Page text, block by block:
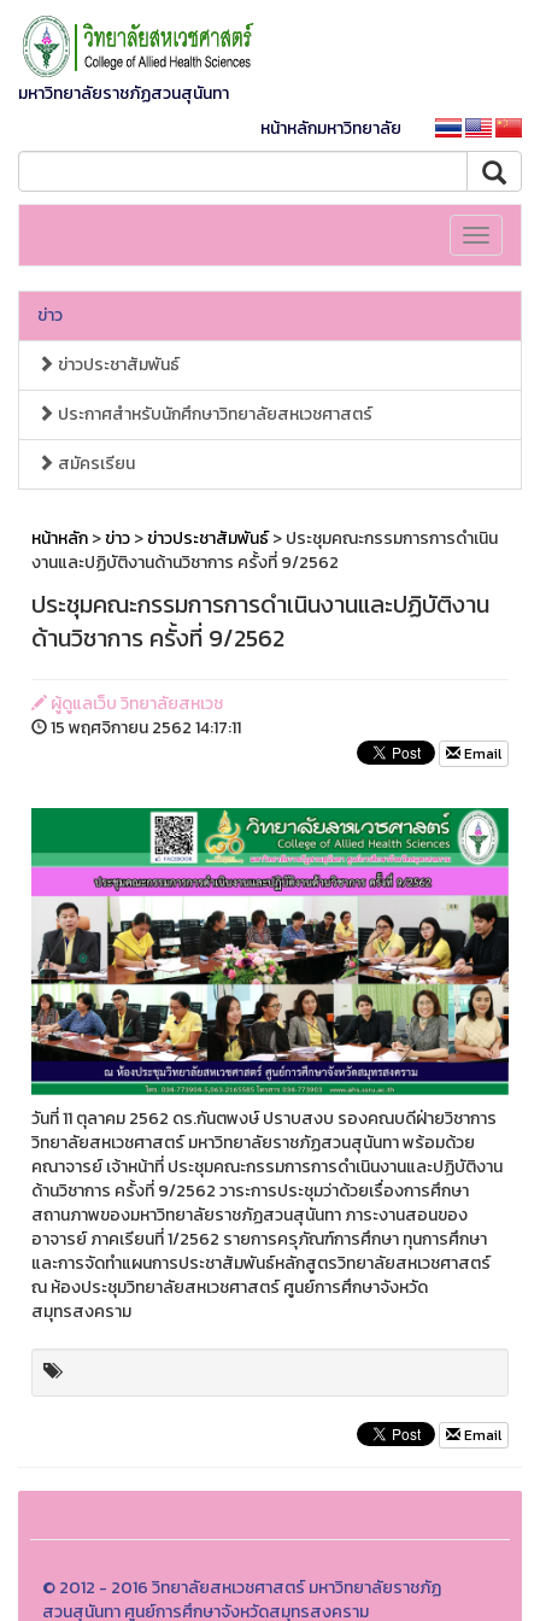
มหาวิทยาลัยราชภัฏสวนสุนันทา
หน้าหลักมหาวิทยาลัย
Toggle
ข่าว
ข่าวประชาสัมพันธ์
ประกาศสำหรับนักศึกษาวิทยาลัยสหเวชศาสตร์
สมัครเรียน
หน้าหลัก>ข่าว>ข่าวประชาสัมพันธ์> ประชุมคณะกรรมการการดำเนิน
งานและปฏิบัติงานด้านวิชาการ ครั้งที่ 9/2562
ประชุมคณะกรรมการการดำเนินงานและปฏิบัติงาน
ด้านวิชาการ ครั้งที่ 9/2562
ผู้ดูแลเว็บ วิทยาลัยสหเวช
15 พฤศจิกายน 2562 14:17:11
Email
วันที่ 11 ตุลาคม 2562 ดร.กันตพงษ์ ปราบสงบ รองคณบดีฝ่ายวิชาการ
วิทยาลัยสหเวชศาสตร์ มหาวิทยาลัยราชภัฏสวนสุนันทา พร้อมด้วย
คณาจารย์ เจ้าหน้าที่ ประชุมคณะกรรมการการดำเนินงานและปฏิบัติงาน
ด้านวิชาการ ครั้งที่ 9/2562 วาระการประชุมว่าด้วยเรื่องการศึกษา
สถานภาพของมหาวิทยาลัยราชภัฏสวนสุนันทา ภาระงานสอนของ
อาจารย์ ภาคเรียนที่ 1/2562 รายการครุภัณฑ์การศึกษา ทุนการศึกษา
และการจัดทำแผนการประชาสัมพันธ์หลักสูตรวิทยาลัยสหเวชศาสตร์
ณ ห้องประชุมวิทยาลัยสหเวชศาสตร์ ศูนย์การศึกษาจังหวัด
สมุทรสงคราม
Email
© 2012 - 2016 วิทยาลัยสหเวชศาสตร์ มหาวิทยาลัยราชภัฏ
สวนสุนันทา ศูนย์การศึกษาจังหวัดสมุทรสงคราม